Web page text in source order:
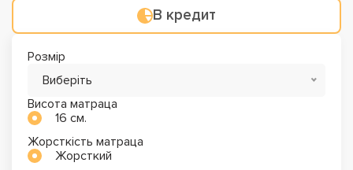
В кредит
Розмір
Виберіть
Висота матраца
16 см.
Жорсткість матраца
Жорсткий